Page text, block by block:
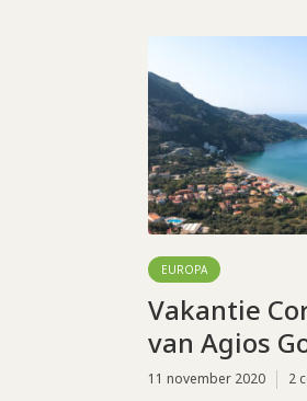
EUROPA
Vakantie
van Agios
11 november 2020 2